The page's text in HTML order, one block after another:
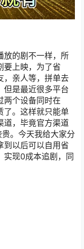
放的剧不一样，所
要上映，为了省
，亲人等，拼单去
但是最近很多平台
两个设备同时在
了。这样就只能单
道，毕竟官方渠道
。今天我给大家分
到以后可以自用省
实现0成本追剧，同